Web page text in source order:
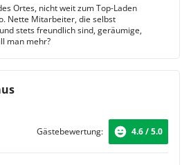
Ortes, nicht weit zum Top-Laden
Nette Mitarbeiter, die selbst
stets freundlich sind, geräumige,
man mehr?
Gästebewertung: 4.6 / 5.0